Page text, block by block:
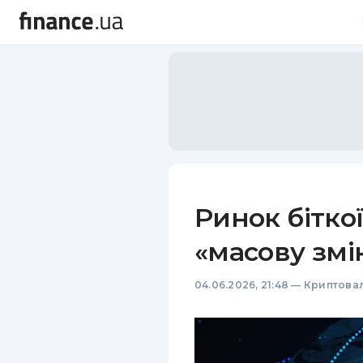
Ринок
«масову
04.06.2026, 21:48 —